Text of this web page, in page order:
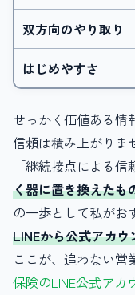
双方向のやり取り
はじめやすさ
せっかく価値ある情
信頼は積み上がりま
「継続接点による信
く器に置き換えたも
の一歩として私がお
LINEから公式アカ
ここが、追わない営
保険のLINE公式アカ